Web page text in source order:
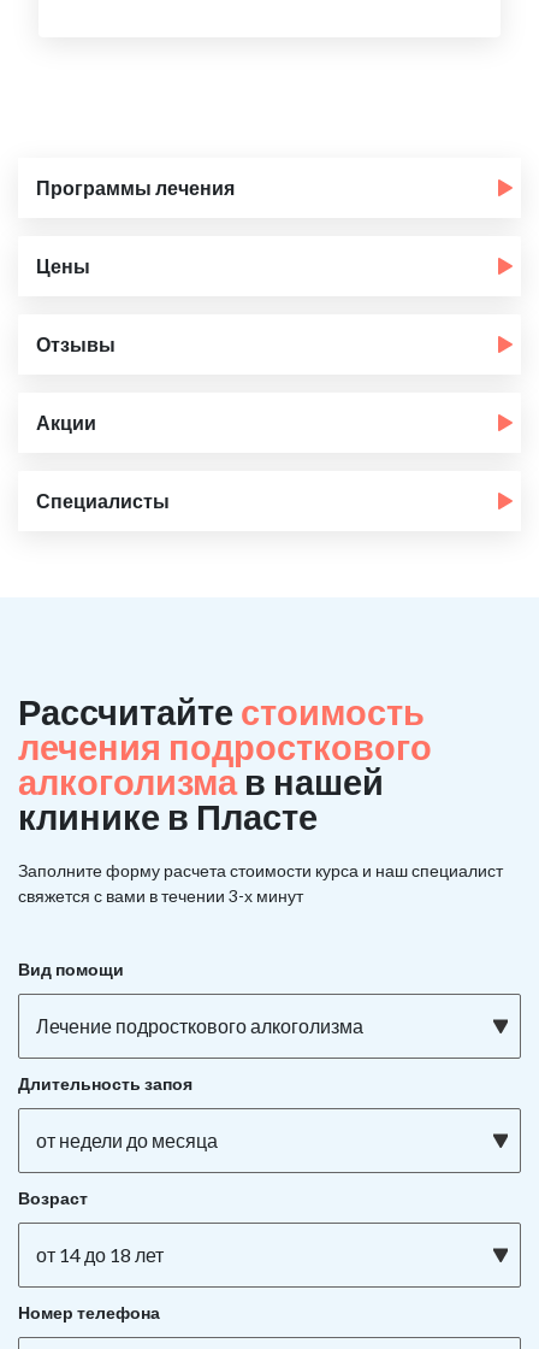
Программы лечения
Цены
Отзывы
Акции
Специалисты
Рассчитайте стоимость
лечения подросткового
алкоголизмав нашей
клинике в Пласте
Заполните форму расчета стоимости курса и наш специалист
свяжется с вами в течении 3-х минут
Вид помощи
Лечение подросткового алкоголизма
Длительность запоя
от недели до месяца
Возраст
от 14 до 18 лет
Номер телефона